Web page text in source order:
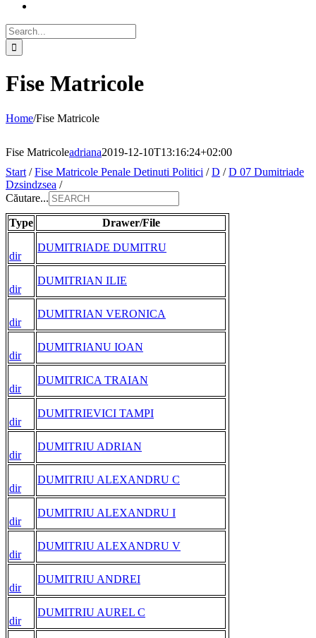
Search
for:
Fise Matricole
Home/Fise Matricole
Fise Matricoleadriana2019-12-10T13:16:24+02:00
Start /Fise Matricole Penale Detinuti Politici /D /D 07 Dumitriade
Dzsindzsea /
Căutare...
Type Drawer/File
dir
DUMITRIADE DUMITRU
dir
DUMITRIAN ILIE
dir
DUMITRIAN VERONICA
dir
DUMITRIANU IOAN
dir
DUMITRICA TRAIAN
dir
DUMITRIEVICI TAMPI
dir
DUMITRIU ADRIAN
dir
DUMITRIU ALEXANDRU C
dir
DUMITRIU ALEXANDRU I
dir
DUMITRIU ALEXANDRU V
dir
DUMITRIU ANDREI
dir
DUMITRIU AUREL C